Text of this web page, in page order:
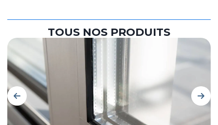
TOUS NOS PRODUITS